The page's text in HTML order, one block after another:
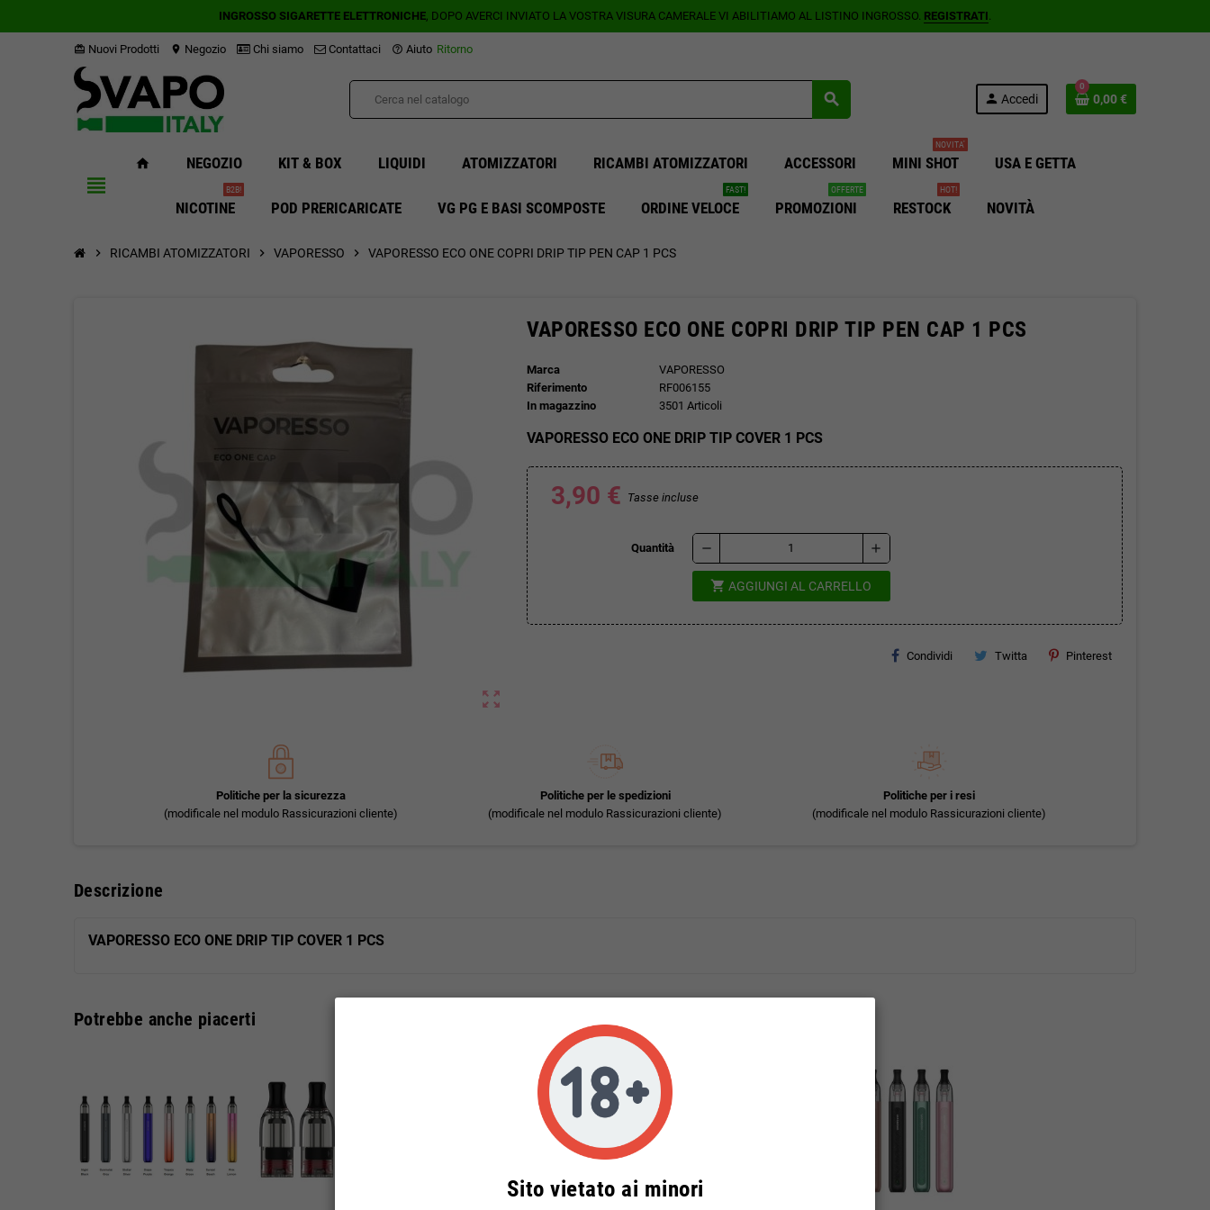
INGROSSO SIGARETTE ELETTRONICHE, DOPO AVERCI INVIATO LA VOSTRA VISURA CAMERALE VI ABILITIAMO AL LISTINO INGROSSO. REGISTRATI.
card_giftcard Nuovi Prodotti location_on Negozio Chi siamo Contattaci help_outline Aiuto Ritorno
search person Accedi
0
0,00 €
view_headline
home NEGOZIO KIT & BOX LIQUIDI ATOMIZZATORI RICAMBI ATOMIZZATORI ACCESSORI MINI SHOT
NOVITA'
USA E GETTA
NICOTINE
B2B!
POD PRERICARICATE VG PG E BASI SCOMPOSTE ORDINE VELOCE
FAST!
PROMOZIONI
OFFERTE
RESTOCK
HOT!
NOVITÀ
chevron_right RICAMBI ATOMIZZATORI chevron_right VAPORESSO chevron_right VAPORESSO ECO ONE COPRI DRIP TIP PEN CAP 1 PCS
zoom_out_map
VAPORESSO ECO ONE COPRI DRIP TIP PEN CAP 1 PCS
Marca
VAPORESSO
Riferimento
RF006155
In magazzino
3501 Articoli
VAPORESSO ECO ONE DRIP TIP COVER 1 PCS
3,90 € Tasse incluse
Quantità remove add
shopping_cart AGGIUNGI AL CARRELLO
Condividi Twitta Pinterest
Politiche per la sicurezza
(modificale nel modulo Rassicurazioni cliente)
Politiche per le spedizioni
(modificale nel modulo Rassicurazioni cliente)
Politiche per i resi
(modificale nel modulo Rassicurazioni cliente)
Descrizione
VAPORESSO ECO ONE DRIP TIP COVER 1 PCS
Potrebbe anche piacerti
Sito vietato ai minori